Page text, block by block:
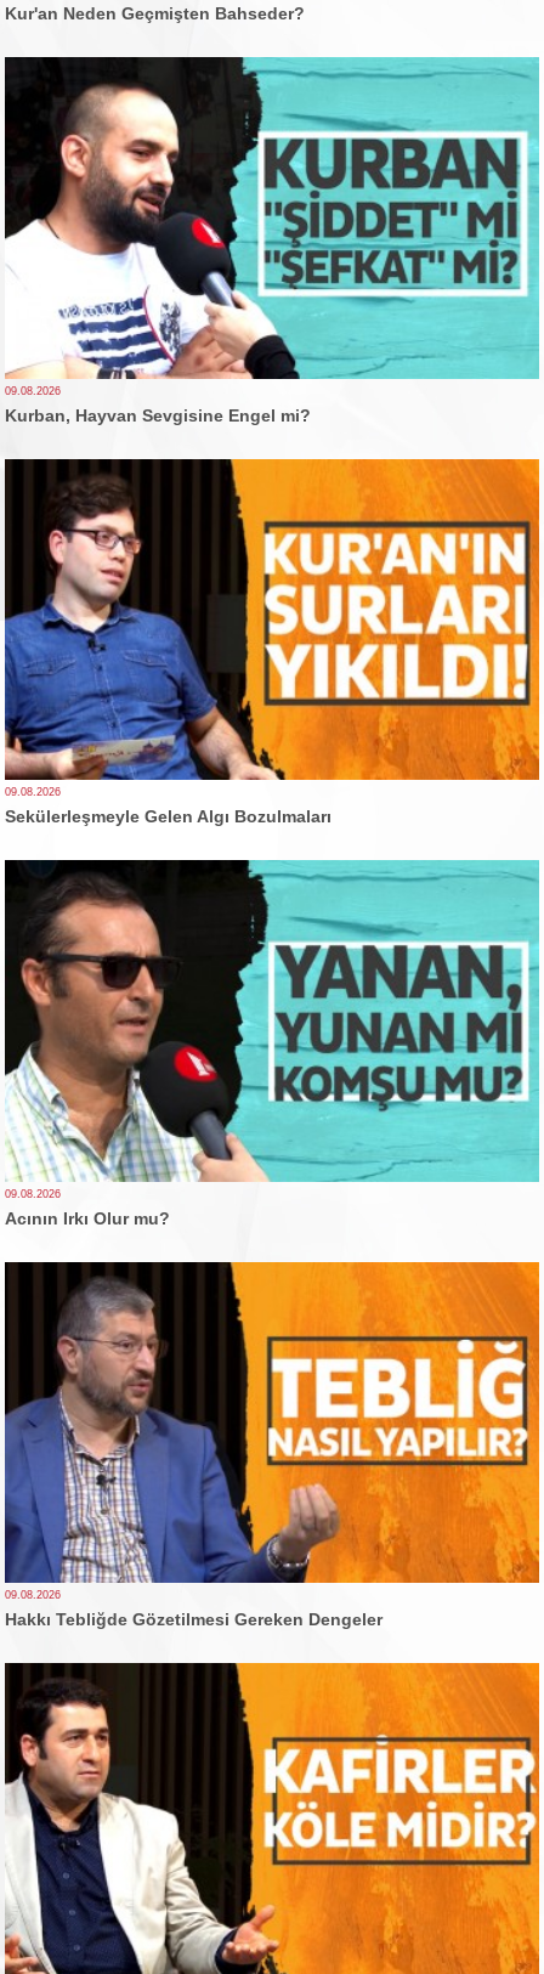
Kur'an Neden Geçmişten Bahseder?
09.08.2026
Kurban, Hayvan Sevgisine Engel mi?
09.08.2026
Sekülerleşmeyle Gelen Algı Bozulmaları
09.08.2026
Acının Irkı Olur mu?
09.08.2026
Hakkı Tebliğde Gözetilmesi Gereken Dengeler